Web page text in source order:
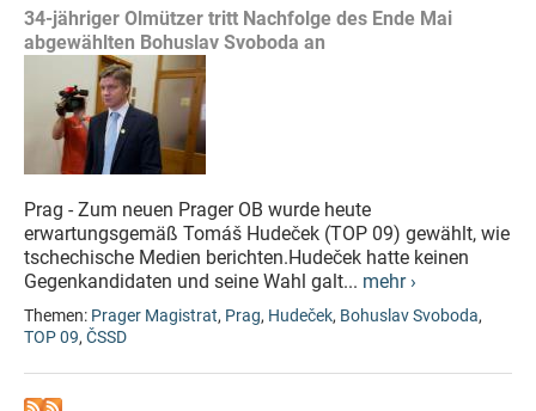
34-jähriger Olmützer tritt Nachfolge des Ende Mai
abgewählten Bohuslav Svoboda an
Prag - Zum neuen Prager OB wurde heute
erwartungsgemäß Tomáš Hudeček (TOP 09) gewählt, wie
tschechische Medien berichten.Hudeček hatte keinen
Gegenkandidaten und seine Wahl galt... mehr ›
Themen: Prager Magistrat, Prag, Hudeček, Bohuslav Svoboda,
TOP 09, ČSSD